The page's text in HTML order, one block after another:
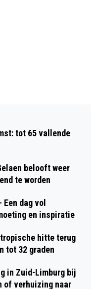
OP
DOOR
tot 65 vallende
belooft weer
te worden
Een dag vol
en inspiratie
hitte terug
tot 32 graden
in Zuid-Limburg bij
of verhuizing naar